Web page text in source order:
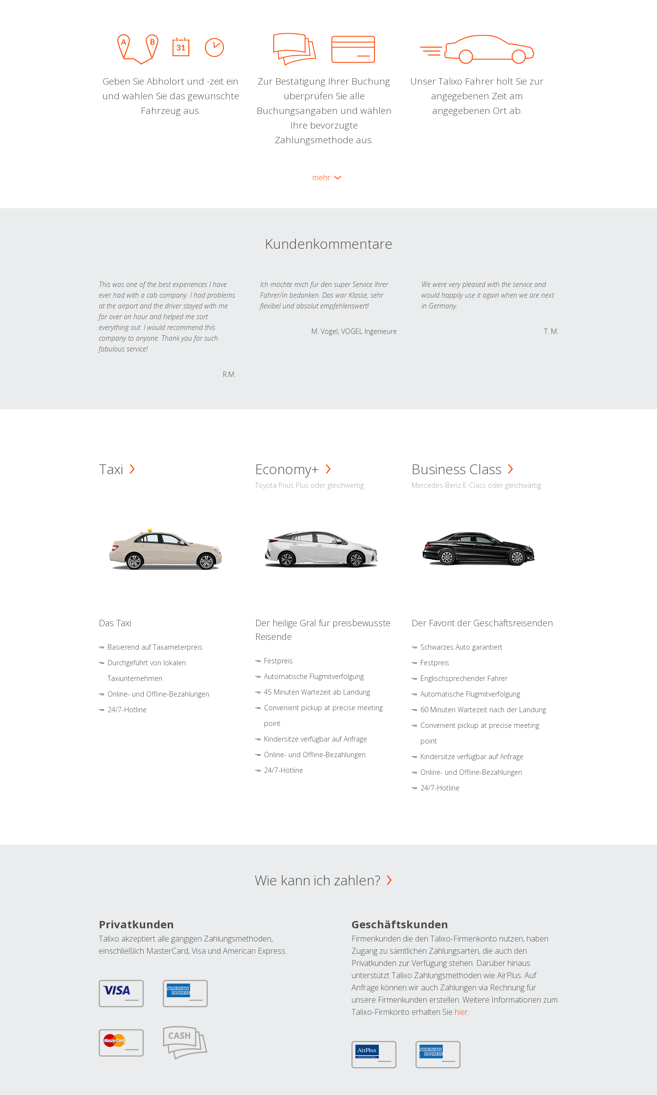
Geben Sie Abholort und -zeit ein
und wählen Sie das gewünschte
Fahrzeug aus.
Zur Bestätigung Ihrer Buchung
überprüfen Sie alle
Buchungsangaben und wählen
Ihre bevorzugte
Zahlungsmethode aus.
Unser Talixo Fahrer holt Sie zur
angegebenen Zeit am
angegebenen Ort ab.
mehr
Kundenkommentare
This was one of the best experiences I have
ever had with a cab company. I had problems
at the airport and the driver stayed with me
for over an hour and helped me sort
everything out. I would recommend this
company to anyone. Thank you for such
fabulous service!
R.M.
Ich möchte mich für den super Service Ihrer
Fahrer/in bedanken. Das war Klasse, sehr
flexibel und absolut empfehlenswert!
M. Vogel, VOGEL Ingenieure
We were very pleased with the service and
would happily use it again when we are next
in Germany.
T. M.
Taxi
Das Taxi
Basierend auf Taxameterpreis
Durchgeführt von lokalen
Taxiunternehmen
Online- und Offline-Bezahlungen
24/7-Hotline
Economy+
Toyota Prius Plus oder gleichwertig
Der heilige Gral für preisbewusste
Reisende
Festpreis
Automatische Flugmitverfolgung
45 Minuten Wartezeit ab Landung
Convenient pickup at precise meeting
point
Kindersitze verfügbar auf Anfrage
Online- und Offline-Bezahlungen
24/7-Hotline
Business Class
Mercedes-Benz E-Class oder gleichwärtig
Der Favorit der Geschäftsreisenden
Schwarzes Auto garantiert
Festpreis
Englischsprechender Fahrer
Automatische Flugmitverfolgung
60 Minuten Wartezeit nach der Landung
Convenient pickup at precise meeting
point
Kindersitze verfügbar auf Anfrage
Online- und Offline-Bezahlungen
24/7-Hotline
Wie kann ich zahlen?
Privatkunden
Talixo akzeptiert alle gängigen Zahlungsmethoden,
einschließlich MasterCard, Visa und American Express.
Geschäftskunden
Firmenkunden die den Talixo-Firmenkonto nutzen, haben
Zugang zu sämtlichen Zahlungsarten, die auch den
Privatkunden zur Verfügung stehen. Darüber hinaus
unterstützt Talixo Zahlungsmethoden wie AirPlus. Auf
Anfrage können wir auch Zahlungen via Rechnung für
unsere Firmenkunden erstellen. Weitere Informationen zum
Talixo-Firmkonto erhalten Sie hier.